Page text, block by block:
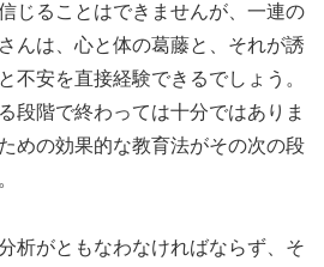
じることはできませんが、一連の
んは、心と体の葛藤と、それが誘
不安を直接経験できるでしょう。
段階で終わっては十分ではありま
めの効果的な教育法がその次の段
析がともなわなければならず、そ